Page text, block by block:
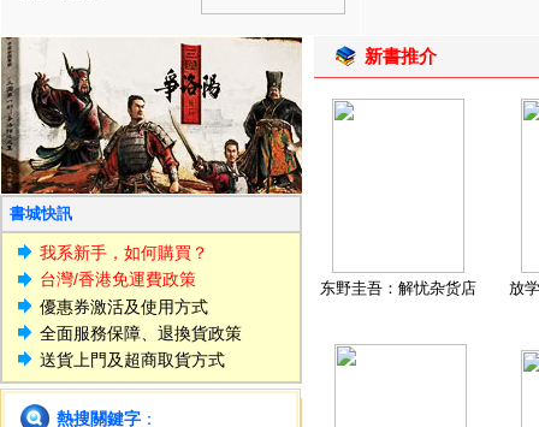
書城快訊
我系新手，如何購買？
台灣/香港免運費政策
優惠券激活及使用方式
全面服務保障、退換貨政策
送貨上門及超商取貨方式
熱搜關鍵字 ：
新書推介
东野圭吾：解忧杂货店 放